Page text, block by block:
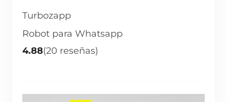
Turbozapp
Robot para Whatsapp
4.88(20 reseñas)